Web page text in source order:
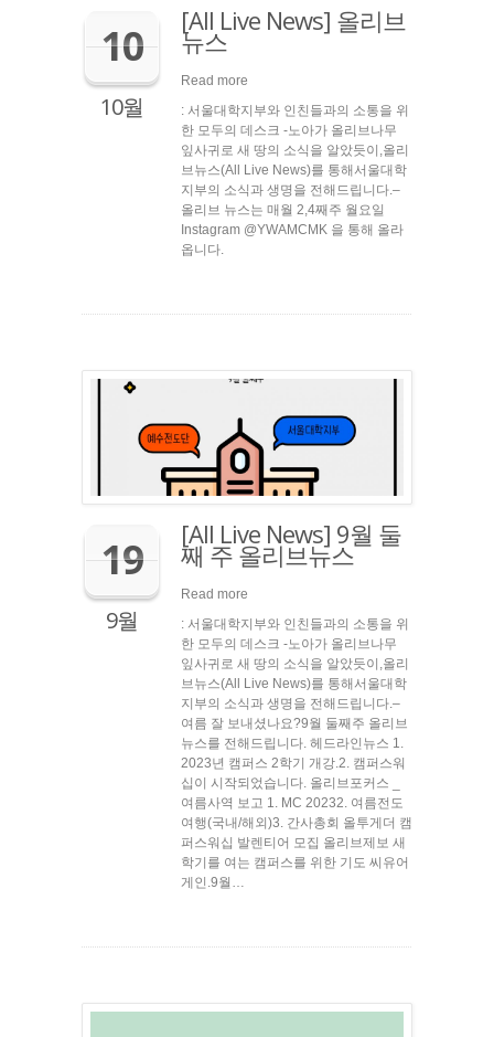
10
10월
[All Live News] 올리브
뉴스
Read more
: 서울대학지부와 인친들과의 소통을 위
한 모두의 데스크 ​-노아가 올리브나무
잎사귀로 새 땅의 소식을 알았듯이,올리
브뉴스(All Live News)를 통해서울대학
지부의 소식과 생명을 전해드립니다.–
올리브 뉴스는 매월 2,4째주 월요일
Instagram @YWAMCMK 을 통해 올라
옵니다. ​ ​
19
9월
[All Live News] 9월 둘
째 주 올리브뉴스
Read more
: 서울대학지부와 인친들과의 소통을 위
한 모두의 데스크 ​-노아가 올리브나무
잎사귀로 새 땅의 소식을 알았듯이,올리
브뉴스(All Live News)를 통해서울대학
지부의 소식과 생명을 전해드립니다.– ​
여름 잘 보내셨나요?9월 둘째주 올리브
뉴스를 전해드립니다. 헤드라인뉴스 1.
2023년 캠퍼스 2학기 개강.2. 캠퍼스워
십이 시작되었습니다. 올리브포커스 _
여름사역 보고 1. MC 20232. 여름전도
여행(국내/해외)3. 간사총회 올투게더 캠
퍼스워십 발렌티어 모집 올리브제보 새
학기를 여는 캠퍼스를 위한 기도 씨유어
게인.9월…